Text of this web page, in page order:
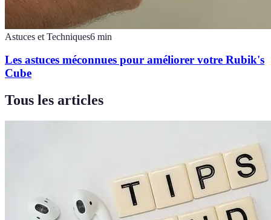
Astuces et Techniques6 min
Les astuces méconnues pour améliorer votre Rubik's
Cube
Tous les articles